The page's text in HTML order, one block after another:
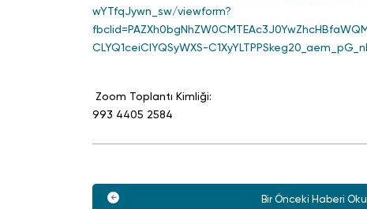
wYTfqJywn_sw/viewform?
CLYQ1ceiClYQSyWXS-
Zoom Toplantı Kimliği:
993 4405 2584
Bir Önceki Haberi Oku